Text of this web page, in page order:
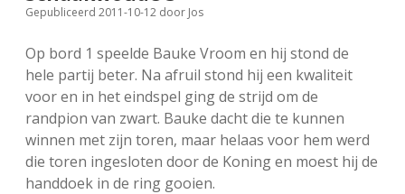
FSB: Schaakwoude II
FSB: Schaakwoude III
Koppelingen
Sponsoren
facebook
instagram
Gepubliceerd 2011-10-12 door Jos
Op bord 1 speelde Bauke Vroom en hij stond de
hele partij beter. Na afruil stond hij een kwaliteit
voor en in het eindspel ging de strijd om de
randpion van zwart. Bauke dacht die te kunnen
winnen met zijn toren, maar helaas voor hem werd
die toren ingesloten door de Koning en moest hij de
handdoek in de ring gooien.